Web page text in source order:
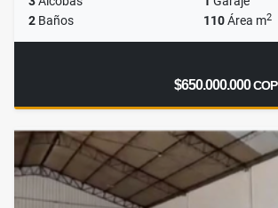
2 Baños 110Área m2
$650.000.000COP